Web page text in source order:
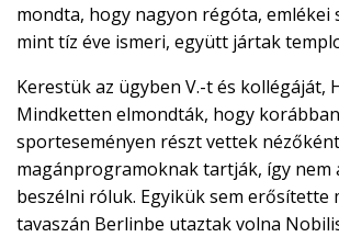
mondta, hogy nagyon régóta, emlékei
mint tíz éve ismeri, együtt jártak
Kerestük az ügyben V.-t és kollégáját,
Mindketten elmondták, hogy
sporteseményen részt vettek
magánprogramoknak tartják, így nem
beszélni róluk. Egyikük sem erősítette
tavaszán Berlinbe utaztak volna